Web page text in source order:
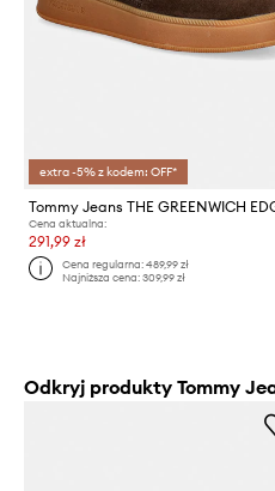
extra -5% z kodem: OFF*
Cena aktualna:
291,99 zł
Cena regularna:489,99 zł
Najniższa cena:309,99 zł
Odkryj produkty Tommy